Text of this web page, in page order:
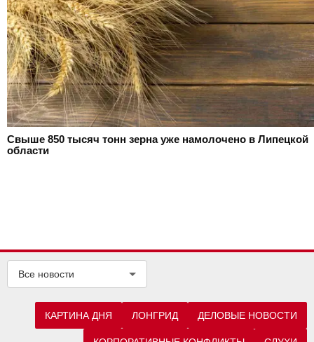
Свыше 850 тысяч тонн зерна уже намолочено в Липецкой
области
Все новости
КАРТИНА ДНЯ ЛОНГРИД ДЕЛОВЫЕ НОВОСТИ